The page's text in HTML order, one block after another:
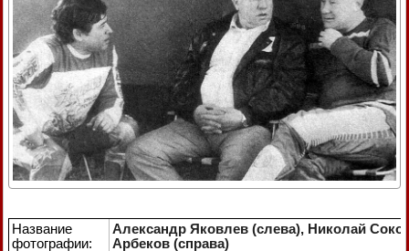
Название
фотографии:
Александр Яковлев (слева), Николай
Арбеков (справа)